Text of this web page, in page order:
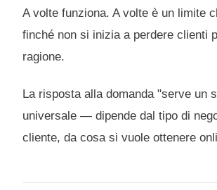
A volte funziona. A volte è un limite
finché non si inizia a perdere clienti
ragione.
La risposta alla domanda "serve un
universale — dipende dal tipo di
cliente, da cosa si vuole ottenere